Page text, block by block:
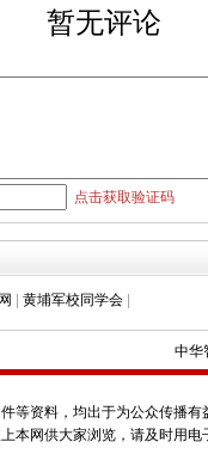
暂无评论
点击获取验证码
| 黄埔军校同学会 |
中华
等资料，均出于为公众传播
本网供大家浏览，请及时用